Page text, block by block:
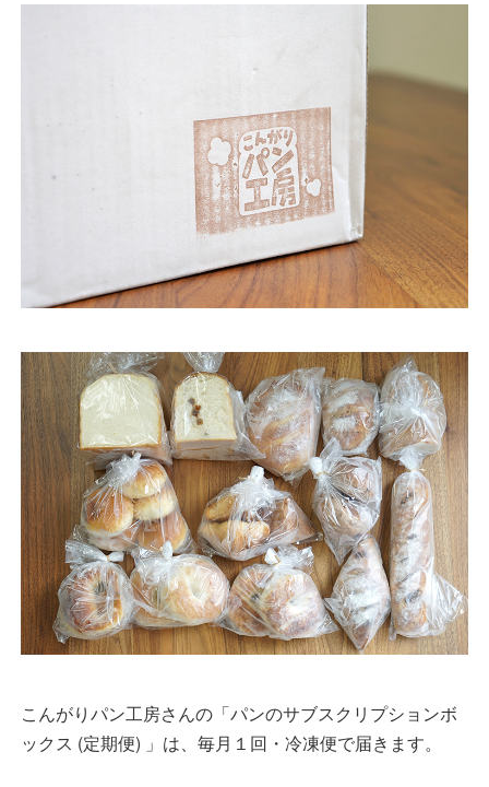
こんがりパン工房さんの「パンのサブスクリプションボ
ックス (定期便) 」は、毎月１回・冷凍便で届きます。